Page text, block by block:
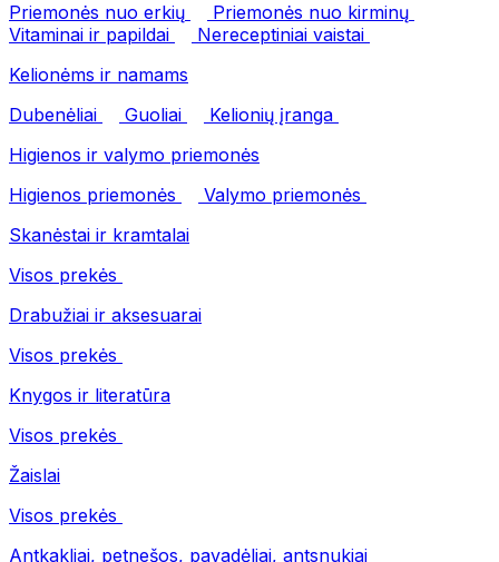
Priemonės nuo erkių
Priemonės nuo kirminų
Vitaminai ir papildai
Nereceptiniai vaistai
Kelionėms ir namams
Dubenėliai
Guoliai
Kelionių įranga
Higienos ir valymo priemonės
Higienos priemonės
Valymo priemonės
Skanėstai ir kramtalai
Visos prekės
Drabužiai ir aksesuarai
Visos prekės
Knygos ir literatūra
Visos prekės
Žaislai
Visos prekės
Antkakliai, petnešos, pavadėliai, antsnukiai